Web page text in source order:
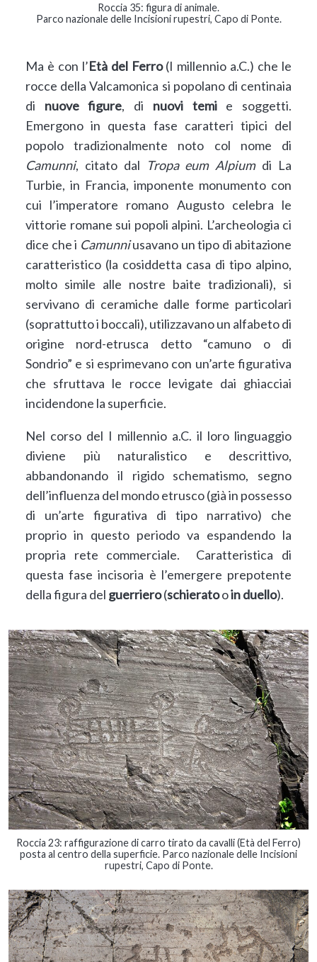
Roccia 35: figura di animale.
Parco nazionale delle Incisioni rupestri, Capo di Ponte.
Ma è con l’Età del Ferro(I millennio a.C.) che le
rocce della Valcamonica si popolano di centinaia
di nuove figure, di nuovi temie soggetti.
Emergono in questa fase caratteri tipici del
popolo tradizionalmente noto col nome di
Camunni, citato dal Tropa eum Alpiumdi La
Turbie, in Francia, imponente monumento con
cui l’imperatore romano Augusto celebra le
vittorie romane sui popoli alpini. L’archeologia ci
dice che i Camunniusavano un tipo di abitazione
caratteristico (la cosiddetta casa di tipo alpino,
molto simile alle nostre baite tradizionali), si
servivano di ceramiche dalle forme particolari
(soprattutto i boccali), utilizzavano un alfabeto di
origine nord-etrusca detto “camuno o di
Sondrio” e si esprimevano con un’arte figurativa
che sfruttava le rocce levigate dai ghiacciai
incidendone la superficie.
Nel corso del I millennio a.C. il loro linguaggio
diviene più naturalistico e descrittivo,
abbandonando il rigido schematismo, segno
dell’influenza del mondo etrusco (già in possesso
di un’arte figurativa di tipo narrativo) che
proprio in questo periodo va espandendo la
propria rete commerciale. Caratteristica di
questa fase incisoria è l’emergere prepotente
della figura del guerriero(schieratooin duello).
Roccia 23: raffigurazione di carro tirato da cavalli (Età del Ferro)
posta al centro della superficie. Parco nazionale delle Incisioni
rupestri, Capo di Ponte.